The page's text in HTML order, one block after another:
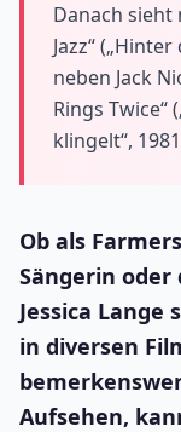
Danach sieht
Jazz“
neben Jack
Rings Twice“
klingelt“,
Ob als
Sängerin oder
Jessica
in diversen
Aufsehen,